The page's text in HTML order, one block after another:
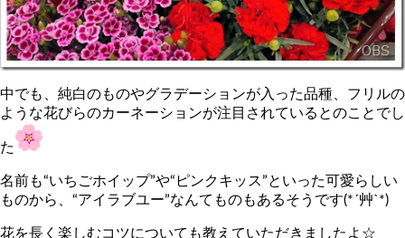
中でも、純白のものやグラデーションが入った品種、フリルの
ような花びらのカーネーションが注目されているとのことでし
た
名前も“いちごホイップ”や“ピンクキッス”といった可愛らしい
ものから、“アイラブユー”なんてものもあるそうです(*´艸`*)
花を長く楽しむコツについても教えていただきましたよ☆